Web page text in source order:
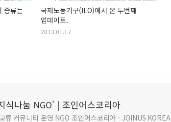
종류는
국제노동기구(ILO)에서 온 두번째
업데이트.
2013.01.17
식나눔 NGO' | 조인어스코리아
류 커뮤니티 운영 NGO 조인어스코리아 - JOINUS KOREA